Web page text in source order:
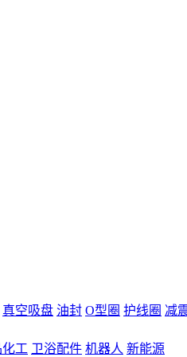
真空吸盘 油封 O型圈 护线圈 减
工 卫浴配件 机器人 新能源